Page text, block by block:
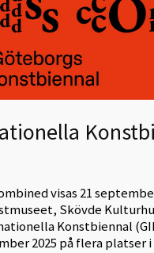
visas 21
Skövde
Konstbiennal
2025 på flera platser i